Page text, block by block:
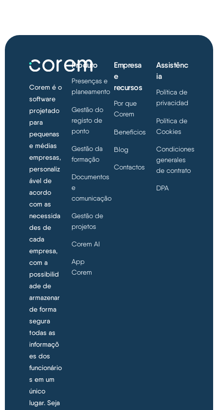
Corem é o
software
projetado
para
pequenas
e médias
empresas,
personaliz
ável de
acordo
com as
necessida
des de
cada
empresa,
com a
possibilid
ade de
armazenar
de forma
segura
todas as
informaçõ
es dos
funcionário
s em um
único
lugar. Seja
Produto
Presenças e
planeamento
Gestão do
registo de
ponto
Gestão da
formação
Documentos
e
comunicação
Gestão de
projetos
Corem AI
App
Corem
Empresa
e
recursos
Por que
Corem
Benefícios
Blog
Contactos
Assistênc
ia
Política de
privacidad
Política de
Cookies
Condiciones
generales
de contrato
DPA